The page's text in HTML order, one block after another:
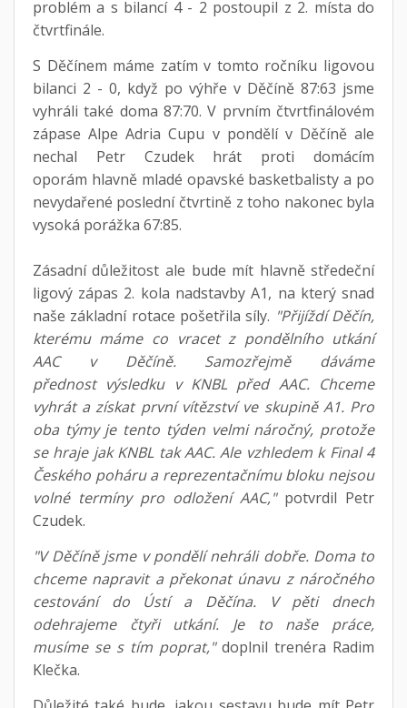
problém a s bilancí 4 - 2 postoupil z 2. místa do
čtvrtfinále.
S Děčínem máme zatím v tomto ročníku ligovou
bilanci 2 - 0, když po výhře v Děčíně 87:63 jsme
vyhráli také doma 87:70. V prvním čtvrtfinálovém
zápase Alpe Adria Cupu v pondělí v Děčíně ale
nechal Petr Czudek hrát proti domácím
oporám hlavně mladé opavské basketbalisty a po
nevydařené poslední čtvrtině z toho nakonec byla
vysoká porážka 67:85.
Zásadní důležitost ale bude mít hlavně středeční
ligový zápas 2. kola nadstavby A1, na který snad
naše základní rotace pošetřila síly. "Přijíždí Děčín,
kterému máme co vracet z pondělního utkání
AAC v Děčíně. Samozřejmě dáváme
přednost výsledku v KNBL před AAC. Chceme
vyhrát a získat první vítězství ve skupině A1. Pro
oba týmy je tento týden velmi náročný, protože
se hraje jak KNBL tak AAC. Ale vzhledem k Final 4
Českého poháru a reprezentačnímu bloku nejsou
volné termíny pro odložení AAC,"potvrdil Petr
Czudek.
"V Děčíně jsme v pondělí nehráli dobře. Doma to
chceme napravit a překonat únavu z náročného
cestování do Ústí a Děčína. V pěti dnech
odehrajeme čtyři utkání. Je to naše práce,
musíme se s tím poprat,"doplnil trenéra Radim
Klečka.